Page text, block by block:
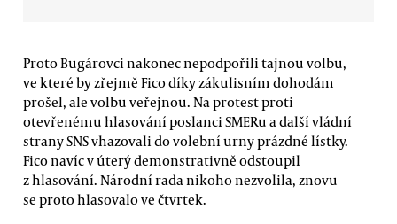
Proto Bugárovci nakonec nepodpořili tajnou volbu,
ve které by zřejmě Fico díky zákulisním dohodám
prošel, ale volbu veřejnou. Na protest proti
otevřenému hlasování poslanci SMERu a další vládní
strany SNS vhazovali do volební urny prázdné lístky.
Fico navíc v úterý demonstrativně odstoupil
z hlasování. Národní rada nikoho nezvolila, znovu
se proto hlasovalo ve čtvrtek.